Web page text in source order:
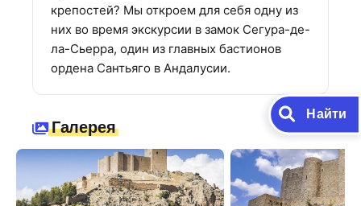
крепостей? Мы откроем для себя одну из
них во время экскурсии в замок Сегура-де-
ла-Сьерра, один из главных бастионов
ордена Сантьяго в Андалусии.
Галерея
Найти